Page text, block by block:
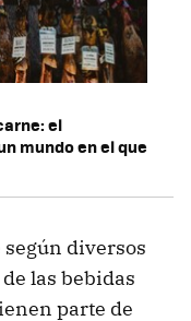
el
mundo en el que
según diversos
las bebidas
parte de